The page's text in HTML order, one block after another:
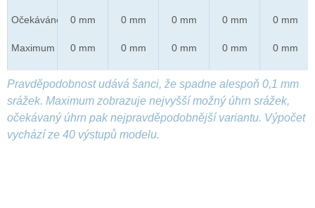
Očekáváno
Maximum
0 mm
0 mm
0 mm
0 mm
0 mm
0 mm
0 mm
0 mm
0 mm
0 mm
Pravděpodobnost udává šanci, že spadne alespoň 0,1 mm
srážek. Maximum zobrazuje nejvyšší možný úhrn srážek,
očekávaný úhrn pak nejpravděpodobnější variantu. Výpočet
vychází ze 40 výstupů modelu.